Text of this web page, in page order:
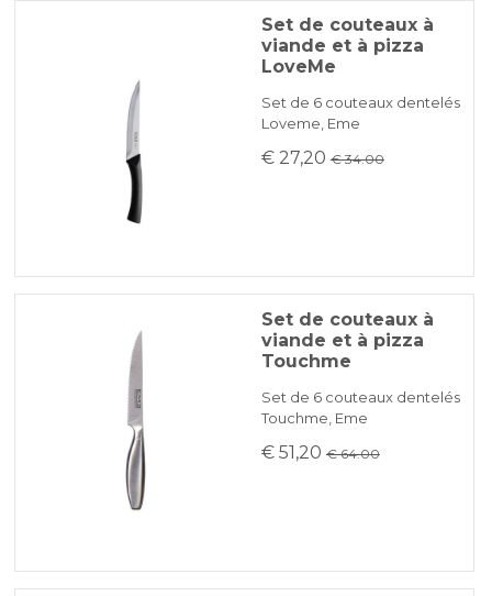
Set de couteaux à
viande et à pizza
LoveMe
Set de 6 couteaux dentelés
Loveme, Eme
€ 27,20 € 34.00
Set de couteaux à
viande et à pizza
Touchme
Set de 6 couteaux dentelés
Touchme, Eme
€ 51,20 € 64.00